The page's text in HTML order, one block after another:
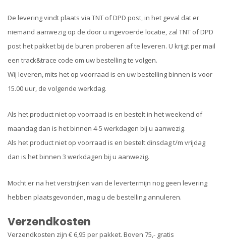
De levering vindt plaats via TNT of DPD post, in het geval dat er
niemand aanwezig op de door u ingevoerde locatie, zal TNT of DPD
post het pakket bij de buren proberen af te leveren. U krijgt per mail
een track&trace code om uw bestelling te volgen.
Wij leveren, mits het op voorraad is en uw bestelling binnen is voor
15.00 uur, de volgende werkdag.
Als het product niet op voorraad is en bestelt in het weekend of
maandag dan is het binnen 4-5 werkdagen bij u aanwezig.
Als het product niet op voorraad is en bestelt dinsdag t/m vrijdag
dan is het binnen 3 werkdagen bij u aanwezig.
Mocht er na het verstrijken van de levertermijn nog geen levering
hebben plaatsgevonden, mag u de bestelling annuleren.
Verzendkosten
Verzendkosten zijn € 6,95 per pakket. Boven 75,- gratis